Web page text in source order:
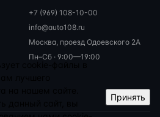
+7 (969) 108-10-00
info@auto108.ru
Москва, проезд Одоевского 2А
Пн–Сб · 9:00—19:00
cookie-файлы в
лучшего
на нашем сайте.
Принять